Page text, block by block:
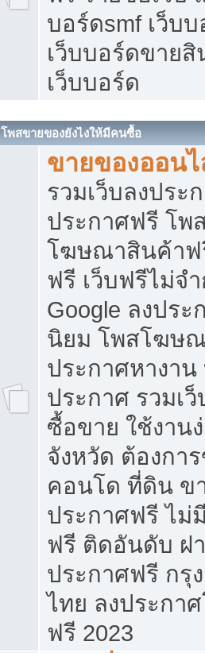
บอร์ดsmf เว็บ
เว็บบอร์ดขาย
เว็บบอร์ด
โพสขายของยังไงให้มีคนซื้อ
ขายของออน
รวมเว็บลงประ
ประกาศฟรี โพ
โฆษณาสินค้าฟ
ฟรี เว็บฟรีไม่จ
Google ลงปร
นิยม โพสโฆษ
ประกาศหางาน
ประกาศ รวมเ
ซื้อขาย ใช้งาน
จังหวัด ต้องกา
คอนโด ที่ดิน ข
ประกาศฟรี ไม่
ฟรี ติดอันดับ ฝ
ประกาศฟรี กรุ
ไทย ลงประกา
ฟรี 2023